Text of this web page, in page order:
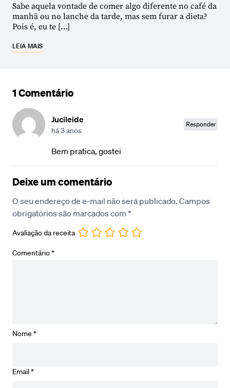
Sabe aquela vontade de comer algo diferente no café da
manhã ou no lanche da tarde, mas sem furar a dieta?
Pois é, eu te […]
LEIA MAIS
1 Comentário
Jucileide
há 3 anos
Responder
Bem pratica, gostei
Deixe um comentário
O seu endereço de e-mail não será publicado. Campos
obrigatórios são marcados com *
Avaliação da receita
Comentário*
Nome *
Email*